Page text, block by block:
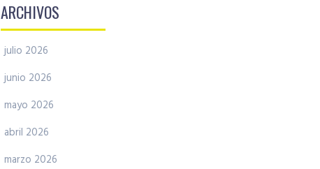
ARCHIVOS
julio 2026
junio 2026
mayo 2026
abril 2026
marzo 2026